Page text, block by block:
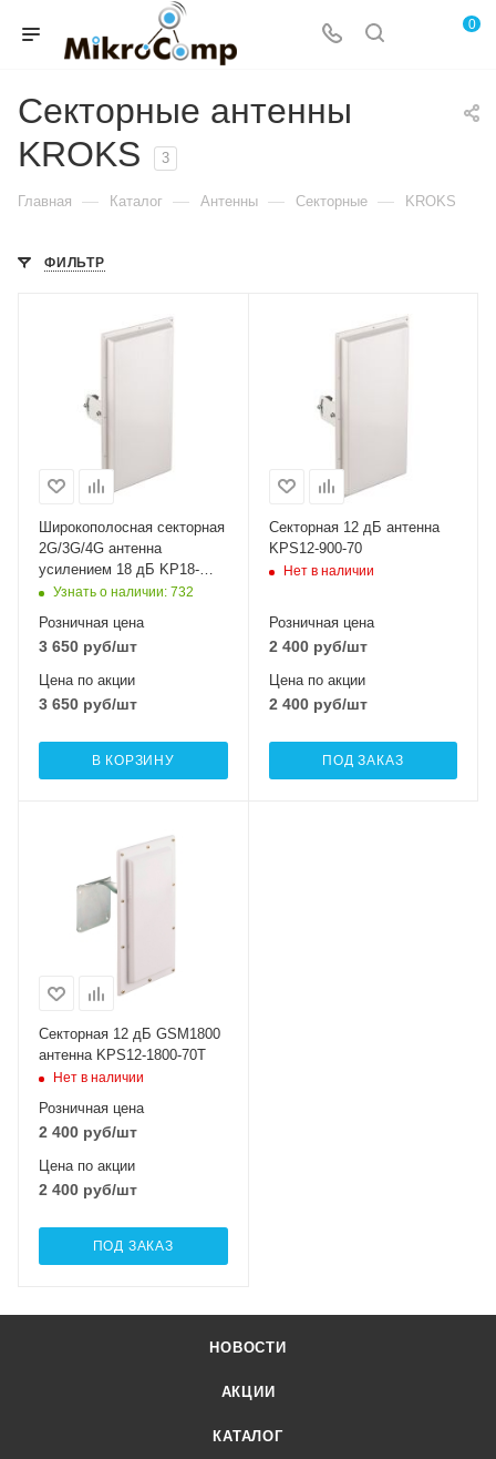
0
Секторные антенны
KROKS
3
Главная — Каталог — Антенны — Секторные — KROKS
ФИЛЬТР
Широкополосная секторная
2G/3G/4G антенна
усилением 18 дБ KP18-
1700/2700
Узнать о наличии: 732
Розничная цена
3 650 руб/шт
Цена по акции
3 650 руб/шт
В КОРЗИНУ
Секторная 12 дБ антенна
KPS12-900-70
Нет в наличии
Розничная цена
2 400руб/шт
Цена по акции
2 400руб/шт
ПОД ЗАКАЗ
Секторная 12 дБ GSM1800
антенна KPS12-1800-70T
Нет в наличии
Розничная цена
2 400 руб/шт
Цена по акции
2 400 руб/шт
ПОД ЗАКАЗ
НОВОСТИ
АКЦИИ
КАТАЛОГ